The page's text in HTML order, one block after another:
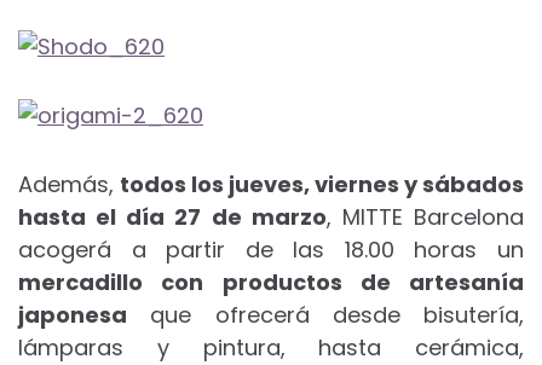
Además, todos los jueves, viernes y sábados
hasta el día 27 de marzo, MITTE Barcelona
acogerá a partir de las 18.00 horas un
mercadillo con productos de artesanía
japonesa que ofrecerá desde bisutería,
lámparas y pintura, hasta cerámica,